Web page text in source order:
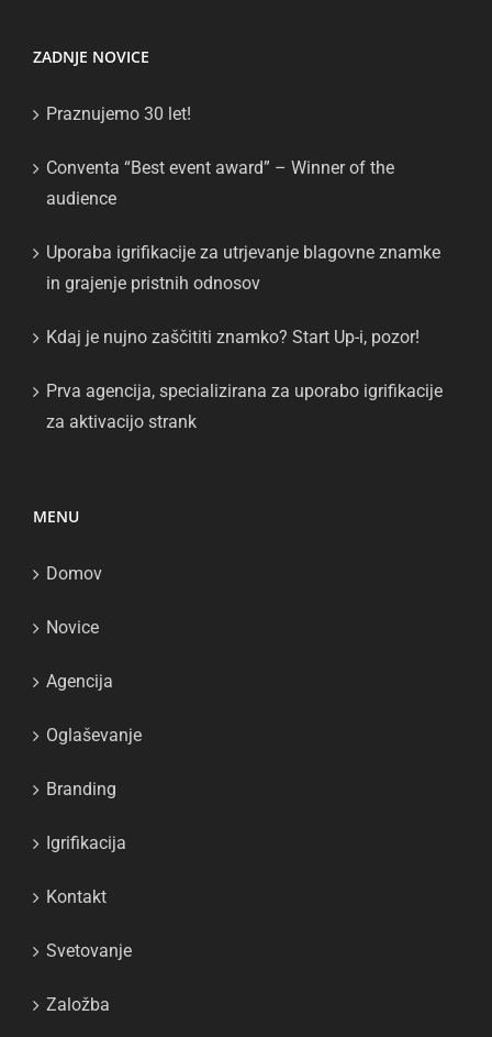
ZADNJE NOVICE
Praznujemo 30 let!
Conventa “Best event award” – Winner of the
audience
Uporaba igrifikacije za utrjevanje blagovne znamke
in grajenje pristnih odnosov
Kdaj je nujno zaščititi znamko? Start Up-i, pozor!
Prva agencija, specializirana za uporabo igrifikacije
za aktivacijo strank
MENU
Domov
Novice
Agencija
Oglaševanje
Branding
Igrifikacija
Kontakt
Svetovanje
Založba